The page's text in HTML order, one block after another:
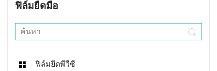
ฟิล์มยืดมือ
ฟิล์มยึดพีวีซี